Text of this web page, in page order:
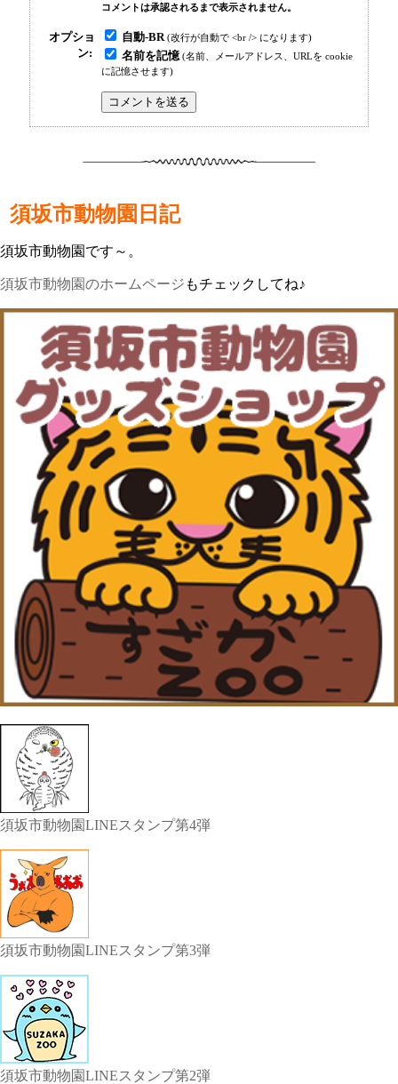
コメントは承認されるまで表示されません。
オプショ
ン:
自動-BR (改行が自動で <br /> になります)
名前を記憶 (名前、メールアドレス、URLを cookie
に記憶させます)
須坂市動物園日記
須坂市動物園です～。
須坂市動物園のホームページ もチェックしてね♪
須坂市動物園LINEスタンプ第4弾
須坂市動物園LINEスタンプ第3弾
須坂市動物園LINEスタンプ第2弾